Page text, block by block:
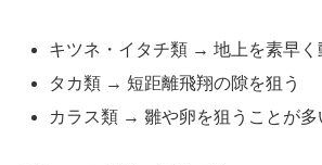
キツネ・イタチ類 → 地上を素早く
タカ類 → 短距離飛翔の隙を狙う
カラス類 → 雛や卵を狙うことが多